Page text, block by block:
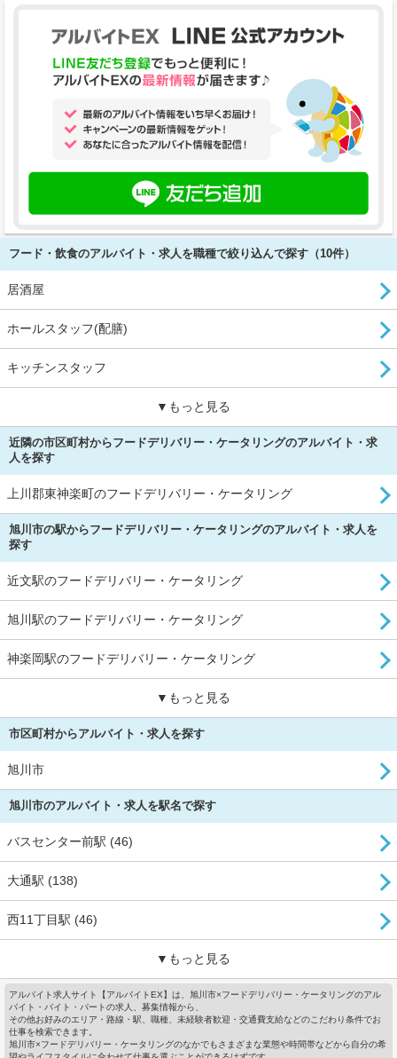
フード・飲食のアルバイト・求人を職種で絞り込んで探す（10件）
居酒屋
ホールスタッフ(配膳)
キッチンスタッフ
▼もっと見る
近隣の市区町村からフードデリバリー・ケータリングのアルバイト・求
人を探す
上川郡東神楽町のフードデリバリー・ケータリング
旭川市の駅からフードデリバリー・ケータリングのアルバイト・求人を
探す
近文駅のフードデリバリー・ケータリング
旭川駅のフードデリバリー・ケータリング
神楽岡駅のフードデリバリー・ケータリング
▼もっと見る
市区町村からアルバイト・求人を探す
旭川市
旭川市のアルバイト・求人を駅名で探す
バスセンター前駅 (46)
大通駅 (138)
西11丁目駅 (46)
▼もっと見る
アルバイト求人サイト【アルバイトEX】は、旭川市×フードデリバリー・ケータリングのアル
バイト・バイト・パートの求人、募集情報から、
その他お好みのエリア・路線・駅、職種、未経験者歓迎・交通費支給などのこだわり条件でお
仕事を検索できます。
旭川市×フードデリバリー・ケータリングのなかでもさまざまな業態や時間帯などから自分の希